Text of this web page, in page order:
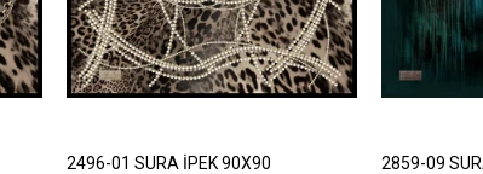
2496-01 SURA İPEK 90X90 2859-09